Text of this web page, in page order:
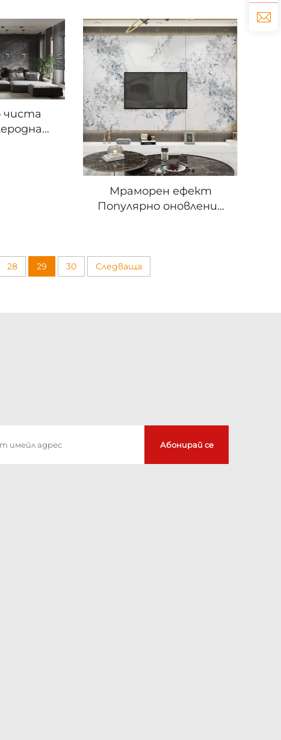
Интегрирана дъска за
стената Модерен
прост стил за
живеещата стая
Други панели
чиста
Мраморен ефект
Популярно оновление
стенова плоча
28 29 30 Следваща
Абонирай се